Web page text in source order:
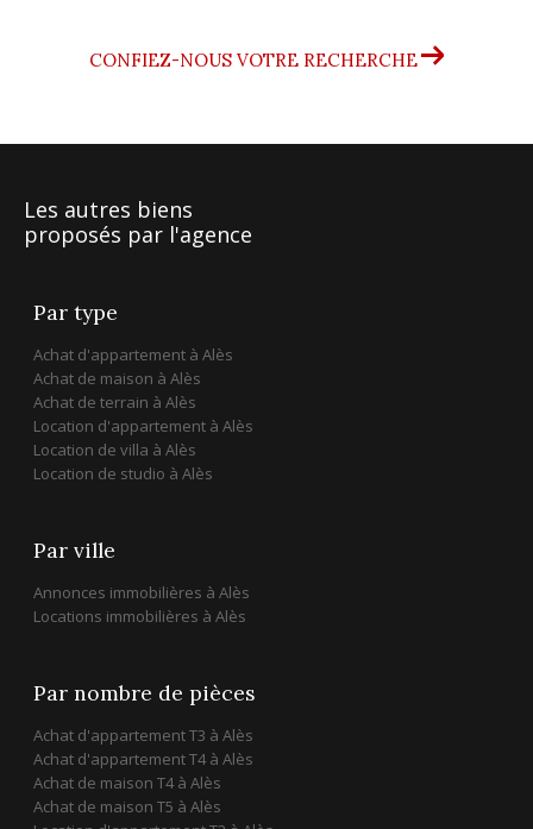
CONFIEZ-NOUS VOTRE RECHERCHE
Les autres biens
proposés par l'agence
Par type
Achat d'appartement à Alès
Achat de maison à Alès
Achat de terrain à Alès
Location d'appartement à Alès
Location de villa à Alès
Location de studio à Alès
Par ville
Annonces immobilières à Alès
Locations immobilières à Alès
Par nombre de pièces
Achat d'appartement T3 à Alès
Achat d'appartement T4 à Alès
Achat de maison T4 à Alès
Achat de maison T5 à Alès